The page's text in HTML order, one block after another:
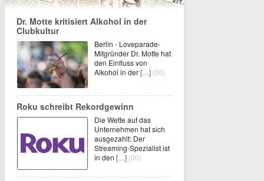
Dr. Motte kritisiert Alkohol in der
Clubkultur
Berlin - Loveparade-
Mitgründer Dr. Motte hat
den Einfluss von
Alkohol in der[…] (00)
Roku schreibt Rekordgewinn
Die Wette auf das
Unternehmen hat sich
ausgezahlt: Der
Streaming-Spezialist ist
in den […] (00)